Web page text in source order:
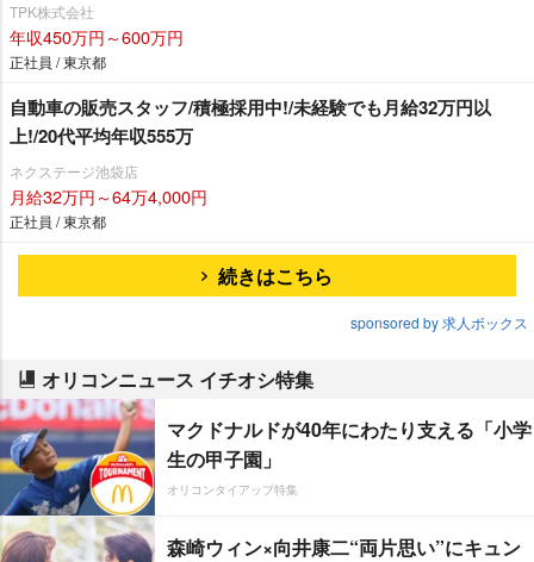
TPK株式会社
年収450万円～600万円
正社員 / 東京都
自動車の販売スタッフ/積極採用中!/未経験でも月給32万円以
上!/20代平均年収555万
ネクステージ池袋店
月給32万円～64万4,000円
正社員 / 東京都
続きはこちら
sponsored by 求人ボックス
オリコンニュース イチオシ特集
マクドナルドが40年にわたり支える「小学
生の甲子園」
オリコンタイアップ特集
森崎ウィン×向井康二“両片思い”にキュン